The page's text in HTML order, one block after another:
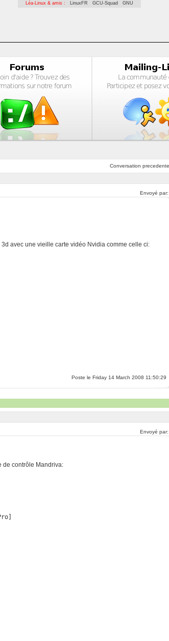
Léa-Linux & amis : LinuxFR GCU-Squad GNU
Conversation precedente
Envoyé
avec une vieille carte vidéo Nvidia comme celle ci:
Poste le Friday 14 March 2008 11:50:29
Envoyé
de contrôle Mandriva: